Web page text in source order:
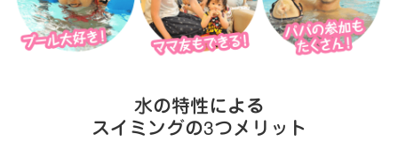
水の特性による
スイミングの3つメリット